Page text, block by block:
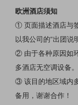
欧洲酒店须知
① 页面描述酒店与
以我公司的“出团说
② 由于各种原因如
多酒店无空调设备。
③ 该目的地区域内
备用，谢谢合作！